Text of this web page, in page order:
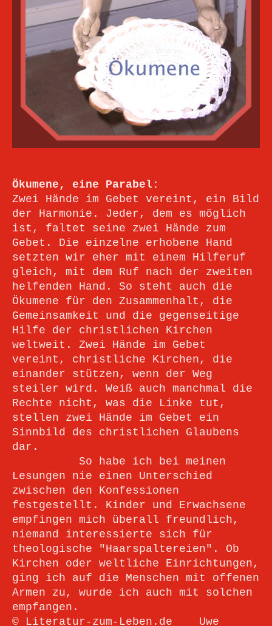
Ökumene, eine Parabel:
Zwei Hände im Gebet vereint, ein Bild
der Harmonie. Jeder, dem es möglich
ist, faltet seine zwei Hände zum
Gebet. Die einzelne erhobene Hand
setzten wir eher mit einem Hilferuf
gleich, mit dem Ruf nach der zweiten
helfenden Hand. So steht auch die
Ökumene für den Zusammenhalt, die
Gemeinsamkeit und die gegenseitige
Hilfe der christlichen Kirchen
weltweit. Zwei Hände im Gebet
vereint, christliche Kirchen, die
einander stützen, wenn der Weg
steiler wird. Weiß auch manchmal die
Rechte nicht, was die Linke tut,
stellen zwei Hände im Gebet ein
Sinnbild des christlichen Glaubens
dar.
So habe ich bei meinen
Lesungen nie einen Unterschied
zwischen den Konfessionen
festgestellt. Kinder und Erwachsene
empfingen mich überall freundlich,
niemand interessierte sich für
theologische "Haarspaltereien". Ob
Kirchen oder weltliche Einrichtungen,
ging ich auf die Menschen mit offenen
Armen zu, wurde ich auch mit solchen
empfangen.
© Literatur-zum-Leben.de Uwe